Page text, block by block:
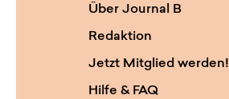
Über Journal B
Redaktion
Jetzt Mitglied werden!
Hilfe & FAQ